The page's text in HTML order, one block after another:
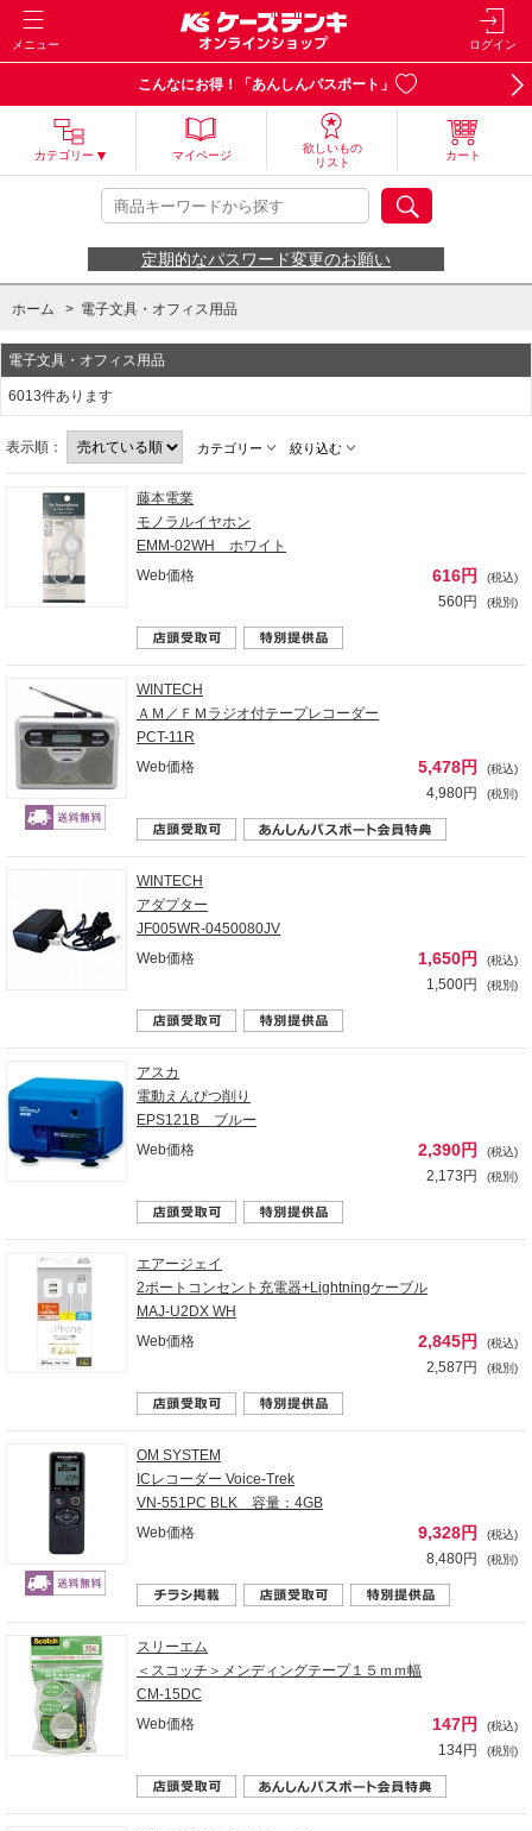
メニュー ログイン
こんなにお得！「あんしんパスポート」
カテゴリー マイページ
欲しいもの
リスト
カート
定期的なパスワード変更のお願い
ホーム > 電子文具・オフィス用品
電子文具・オフィス用品
6013件あります
表示順： カテゴリー 絞り込む
藤本電業
モノラルイヤホン
EMM-02WH ホワイト
Web価格
616円 (税込)
560円 (税別)
WINTECH
ＡＭ／ＦＭラジオ付テープレコーダー
PCT-11R
Web価格
5,478円 (税込)
4,980円 (税別)
WINTECH
アダプター
JF005WR-0450080JV
Web価格
1,650円 (税込)
1,500円 (税別)
アスカ
電動えんぴつ削り
EPS121B ブルー
Web価格
2,390円 (税込)
2,173円 (税別)
エアージェイ
2ポートコンセント充電器+Lightningケーブル
MAJ-U2DX WH
Web価格
2,845円 (税込)
2,587円 (税別)
OM SYSTEM
ICレコーダー Voice-Trek
VN-551PC BLK 容量：4GB
Web価格
9,328円 (税込)
8,480円 (税別)
スリーエム
＜スコッチ＞メンディングテープ１５ｍｍ幅
CM-15DC
Web価格
147円 (税込)
134円 (税別)